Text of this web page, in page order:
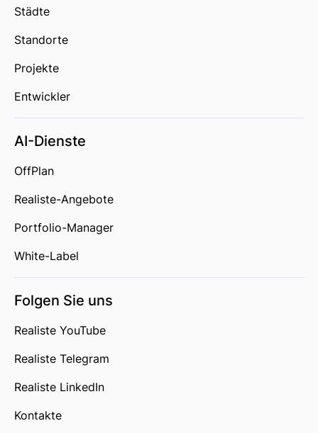
Städte
Standorte
Projekte
Entwickler
AI-Dienste
OffPlan
Realiste-Angebote
Portfolio-Manager
White-Label
Folgen Sie uns
Realiste YouTube
Realiste Telegram
Realiste LinkedIn
Kontakte